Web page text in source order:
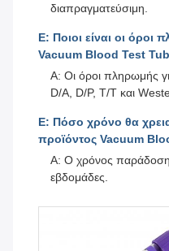
διαπραγματεύσιμη.
Ε: Ποιοι είναι οι όροι
Vacuum Blood Test
Α: Οι όροι πληρωμής
D/A, D/P, T/T και
Ε: Πόσο χρόνο θα
προϊόντος Vacuum
Α: Ο χρόνος
εβδομάδες.